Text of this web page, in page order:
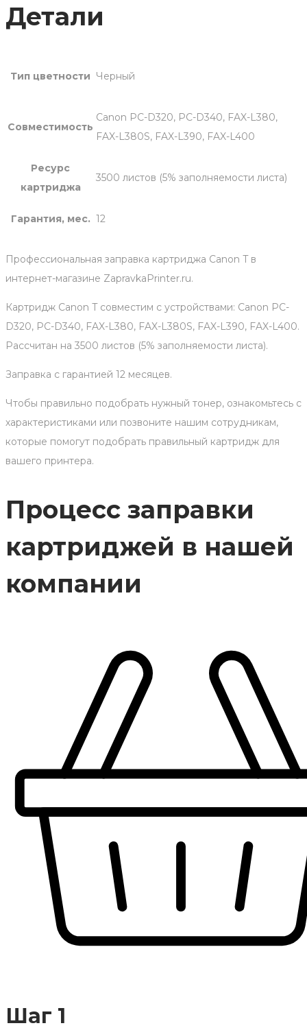
Детали
Тип цветности Черный
Совместимость
Canon PC-D320, PC-D340, FAX-L380,
FAX-L380S, FAX-L390, FAX-L400
Ресурс
картриджа
3500 листов (5% заполняемости листа)
Гарантия, мес. 12
Профессиональная заправка картриджа Canon T в
интернет-магазине ZapravkaPrinter.ru.
Картридж Canon T совместим с устройствами: Canon PC-
D320, PC-D340, FAX-L380, FAX-L380S, FAX-L390, FAX-L400.
Рассчитан на 3500 листов (5% заполняемости листа).
Заправка с гарантией 12 месяцев.
Чтобы правильно подобрать нужный тонер, ознакомьтесь с
характеристиками или позвоните нашим сотрудникам,
которые помогут подобрать правильный картридж для
вашего принтера.
Процесс заправки
картриджей в нашей
компании
Шаг 1